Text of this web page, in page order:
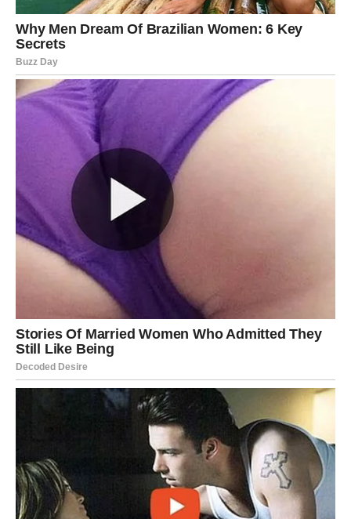
Jedan od zanimljivih psiholoških mehanizama je
projekcija. To znači da osoba svoje sopstvene mane,
strahove ili slabosti pripisuje drugima.
Na primer, neko ko se oseća nesposobno može drugima
govoriti da su nesposobni. Osoba koja ima problem sa
samopouzdanjem može stalno kritikovati tuđ izgled ili
Na taj način osoba pokušava da pobegne od suočavanja
sa sopstvenim problemima.
8. Potreba za pažnjom
Neki ljudi vređaju druge jer žele pažnju. Provokacija i
negativne reakcije ponekad su način da se osećaju
primećeno.
Čak i kada je reakcija negativna, za neke osobe to je i
dalje oblik pažnje koji im daje osećaj važnosti.